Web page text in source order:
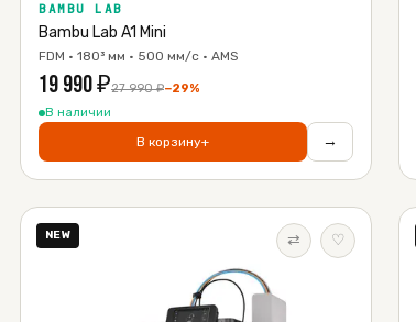
BAMBU LAB
Bambu Lab A1 Mini
FDM · 180³ мм · 500 мм/с · AMS
19 990₽27 990₽−29%
В наличии
В корзину+ →
NEW ⇄ ♡